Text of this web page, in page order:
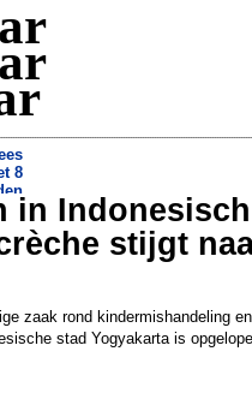
8
hond zorgt voor tijdelijke
van Drechttunnel »
in
stijgt
zaak rond kindermishandeling
stad Yogyakarta is